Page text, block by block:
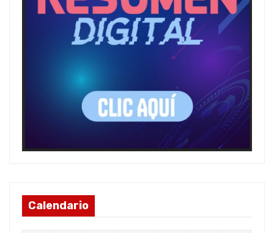
Calendario